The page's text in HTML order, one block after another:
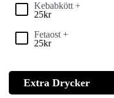
Kebabkött +
25kr
Fetaost +
25kr
Extra Drycker